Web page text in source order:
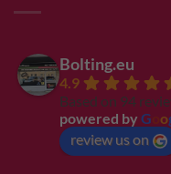
Bolting.eu
4.9
Based on 94
powered by G o
review us on